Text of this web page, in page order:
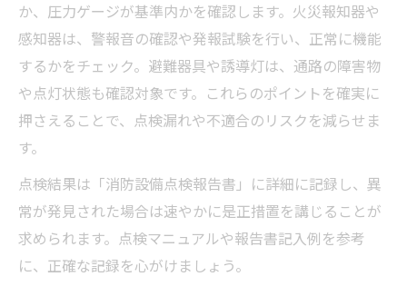
か、圧力ゲージが基準内かを確認します。火災報知器や
感知器は、警報音の確認や発報試験を行い、正常に機能
するかをチェック。避難器具や誘導灯は、通路の障害物
や点灯状態も確認対象です。これらのポイントを確実に
押さえることで、点検漏れや不適合のリスクを減らせま
す。
点検結果は「消防設備点検報告書」に詳細に記録し、異
常が発見された場合は速やかに是正措置を講じることが
求められます。点検マニュアルや報告書記入例を参考
に、正確な記録を心がけましょう。